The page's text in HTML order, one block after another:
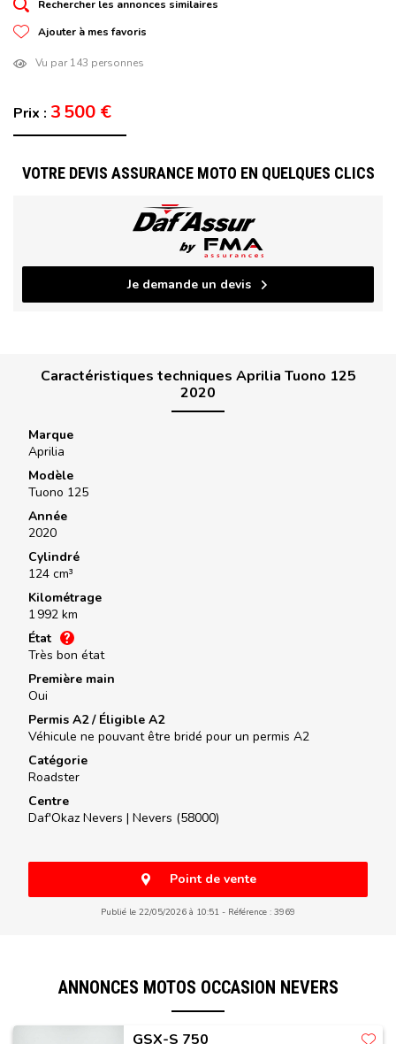
Rechercher les annonces similaires
Ajouter à mes favoris
Vu par 143 personnes
Prix : 3 500 €
VOTRE DEVIS ASSURANCE MOTO EN QUELQUES CLICS
Je demande un devis
Caractéristiques techniques Aprilia Tuono 125
2020
Marque
Aprilia
Modèle
Tuono 125
Année
2020
Cylindré
124 cm³
Kilométrage
1 992 km
État
Très bon état
Première main
Oui
Permis A2 / Éligible A2
Véhicule ne pouvant être bridé pour un permis A2
Catégorie
Roadster
Centre
Daf'Okaz Nevers | Nevers (58000)
Point de vente
Publié le 22/05/2026 à 10:51 Référence : 3969
ANNONCES MOTOS OCCASION NEVERS
GSX-S 750